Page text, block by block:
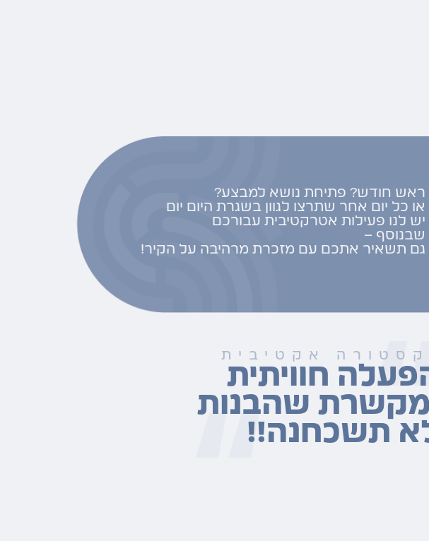
ראש חודש? פתיחת נושא למבצע?
או כל יום אחר שתרצו לגוון בשגרת היום יום
יש לנו פעילות אטרקטיבית עבורכם
שבנוסף –
גם תשאיר אתכם עם מזכרת מרהיבה על הקיר!
אקטיבית
חוויתית
שהבנות
תשכחנה!!